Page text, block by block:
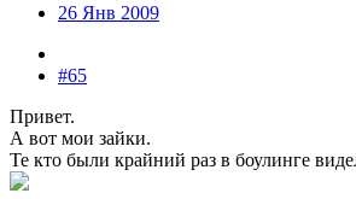
26 Янв 2009
#65
Привет.
А вот мои зайки.
Те кто были крайний раз в боулинге